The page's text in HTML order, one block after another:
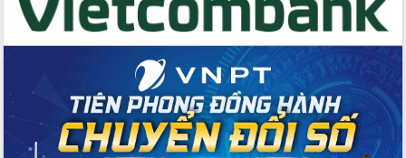
Đẩy mạnh cải cách hành chính, quyết
tâm đạt được mục tiêu tăng trưởng
hai con số trong năm 2026
Tổ chức trang trọng Lễ hội Đền thờ
Lương Văn Chánh năm 2026
Phó Bí thư Tỉnh ủy Đắk Lắk Đỗ Hữu
Huy giữ chức Bí thư Đảng ủy Ủy Ban
Nhân dân tỉnh